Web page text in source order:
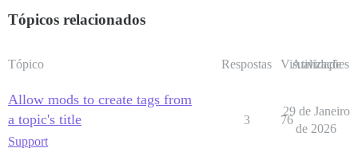
Tópicos relacionados
Tópico Respostas Visualizações
Atividade
Allow mods to create tags from
a topic's title
Support
3 76
29 de Janeiro
de 2026